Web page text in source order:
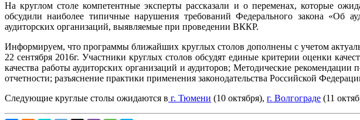
На круглом столе компетентные эксперты рассказали и о переменах, которые
обсудили наиболее типичные нарушения требований Федерального закона «Об
аудиторских организаций, выявляемые при проведении ВККР.
Информируем, что программы ближайших круглых столов дополнены с учетом
22 сентября 2016г. Участники круглых столов обсудят единые критерии оценки
качества работы аудиторских организаций и аудиторов; Методические
отчетности; разъяснение практики применения законодательства Российской
Следующие круглые столы ожидаются в г. Тюмени (10 октября), г. Волгограде (11